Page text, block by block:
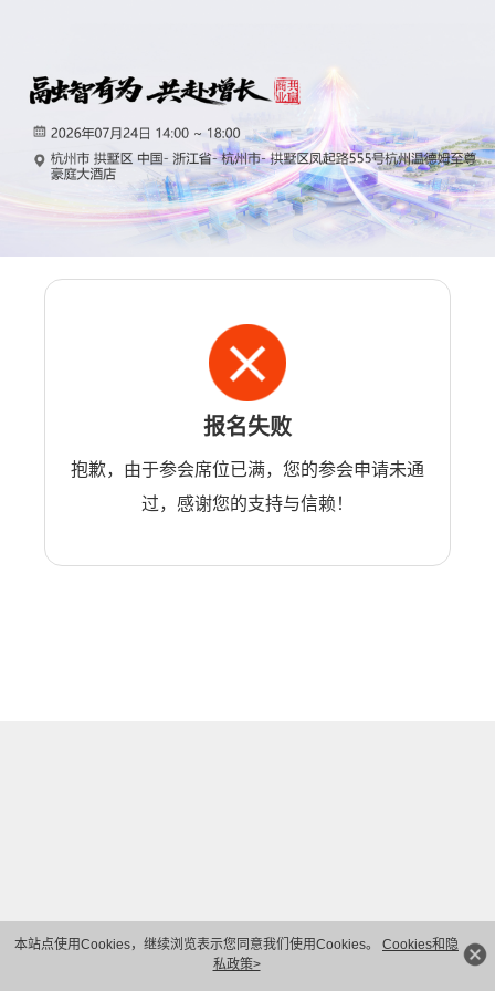
本站点使用Cookies，继续浏览表示您同意我们使用Cookies。 Cookies和隐
私政策>
报名失败
抱歉，由于参会席位已满，您的参会申请未通
过，感谢您的支持与信赖！